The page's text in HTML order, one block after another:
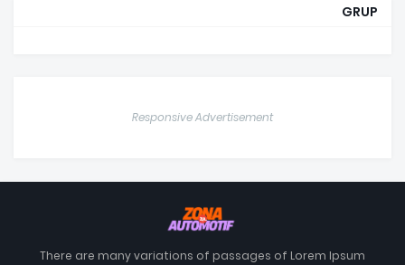
GRUP
Responsive Advertisement
There are many variations of passages of Lorem Ipsum